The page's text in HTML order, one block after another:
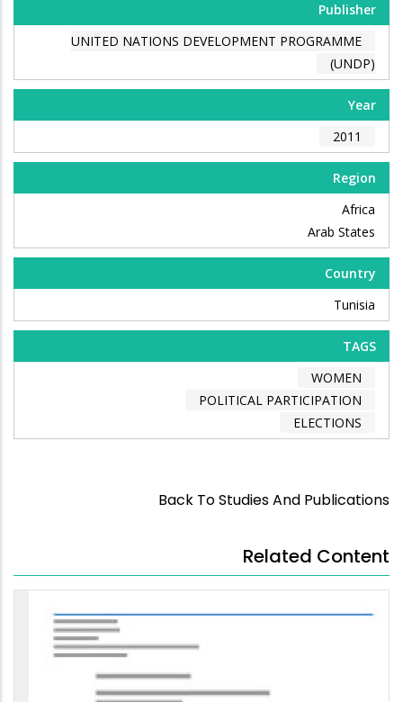
Publisher
UNITED NATIONS DEVELOPMENT PROGRAMME
(UNDP)
Year
2011
Region
Africa
Arab States
Country
Tunisia
TAGS
WOMEN
POLITICAL PARTICIPATION
ELECTIONS
Back To Studies And Publications
Related Content